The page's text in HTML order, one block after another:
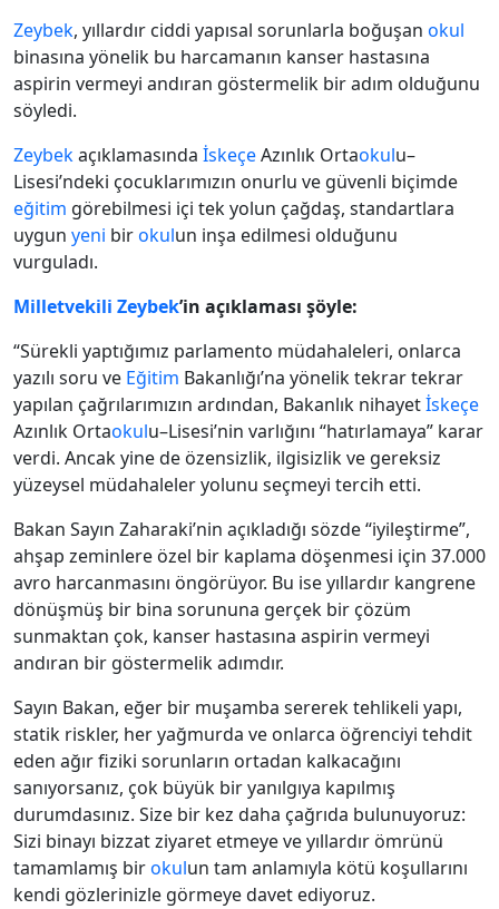
Zeybek, yıllardır ciddi yapısal sorunlarla boğuşan okul
binasına yönelik bu harcamanın kanser hastasına
aspirin vermeyi andıran göstermelik bir adım olduğunu
söyledi.
Zeybekaçıklamasında İskeçeAzınlık Ortaokulu–
Lisesi’ndeki çocuklarımızın onurlu ve güvenli biçimde
eğitim görebilmesi içi tek yolun çağdaş, standartlara
uygun yeni birokulun inşa edilmesi olduğunu
vurguladı.
Milletvekili Zeybek’in açıklaması şöyle:
“Sürekli yaptığımız parlamento müdahaleleri, onlarca
yazılı soru ve Eğitim Bakanlığı’na yönelik tekrar tekrar
yapılan çağrılarımızın ardından, Bakanlık nihayetİskeçe
Azınlık Ortaokulu–Lisesi’nin varlığını “hatırlamaya” karar
verdi. Ancak yine de özensizlik, ilgisizlik ve gereksiz
yüzeysel müdahaleler yolunu seçmeyi tercih etti.
Bakan Sayın Zaharaki’nin açıkladığı sözde “iyileştirme”,
ahşap zeminlere özel bir kaplama döşenmesi için 37.000
avro harcanmasını öngörüyor. Bu ise yıllardır kangrene
dönüşmüş bir bina sorununa gerçek bir çözüm
sunmaktan çok, kanser hastasına aspirin vermeyi
andıran bir göstermelik adımdır.
Sayın Bakan, eğer bir muşamba sererek tehlikeli yapı,
statik riskler, her yağmurda ve onlarca öğrenciyi tehdit
eden ağır fiziki sorunların ortadan kalkacağını
sanıyorsanız, çok büyük bir yanılgıya kapılmış
durumdasınız. Size bir kez daha çağrıda bulunuyoruz:
Sizi binayı bizzat ziyaret etmeye ve yıllardır ömrünü
tamamlamış birokulun tam anlamıyla kötü koşullarını
kendi gözlerinizle görmeye davet ediyoruz.